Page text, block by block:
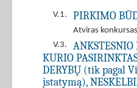
V.1. PIRKIMO
Atviras konkursas
V.3.
KURIO
DERYBŲ (tik pagal
įstatymą),